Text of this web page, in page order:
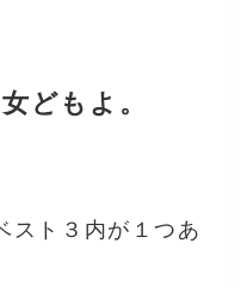
どもよ。
スト３内が１つあ